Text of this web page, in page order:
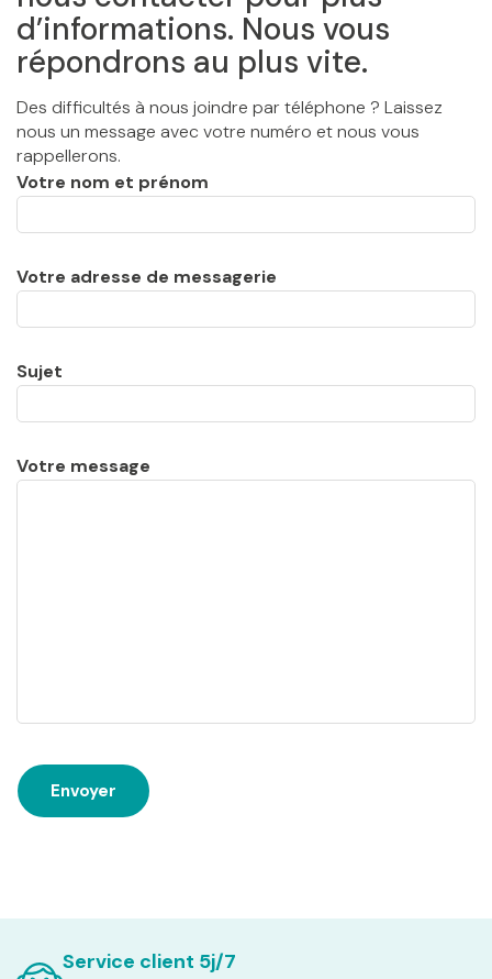
d’informations. Nous vous
répondrons au plus vite.
Des difficultés à nous joindre par téléphone ? Laissez
nous un message avec votre numéro et nous vous
rappellerons.
Votre nom et prénom
Votre adresse de messagerie
Sujet
Votre message
Service client 5j/7